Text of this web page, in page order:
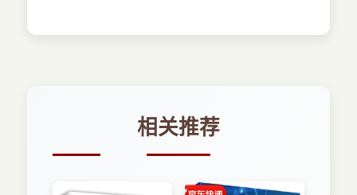
6.1 潜在的风险和收获
6.1.1 付费应用都应所见即所得
6.1.2 当销量缩水时，你能提供哪些激励措施
6.1.4 你能够走免费这条路吗
无二、不可复制的。但是，在AppStore最前沿的疆
相关推荐